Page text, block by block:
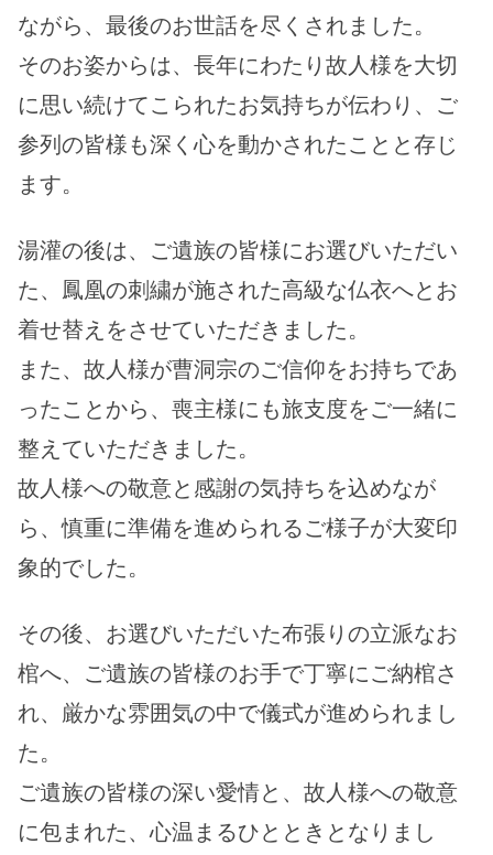
ながら、最後のお世話を尽くされました。
そのお姿からは、長年にわたり故人様を大切
に思い続けてこられたお気持ちが伝わり、ご
参列の皆様も深く心を動かされたことと存じ
ます。
湯灌の後は、ご遺族の皆様にお選びいただい
た、鳳凰の刺繍が施された高級な仏衣へとお
着せ替えをさせていただきました。
また、故人様が曹洞宗のご信仰をお持ちであ
ったことから、喪主様にも旅支度をご一緒に
整えていただきました。
故人様への敬意と感謝の気持ちを込めなが
ら、慎重に準備を進められるご様子が大変印
象的でした。
その後、お選びいただいた布張りの立派なお
棺へ、ご遺族の皆様のお手で丁寧にご納棺さ
れ、厳かな雰囲気の中で儀式が進められまし
た。
ご遺族の皆様の深い愛情と、故人様への敬意
に包まれた、心温まるひとときとなりまし